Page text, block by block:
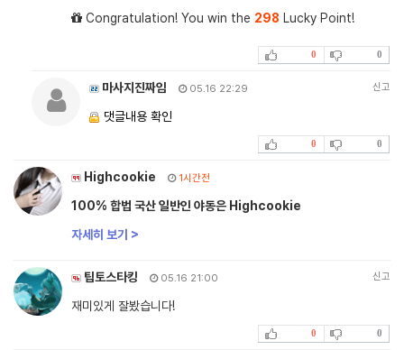
Congratulation! You win the 298 Lucky Point!
0 0
마사지진짜임 05.16 22:29 신고
댓글내용 확인
0 0
Highcookie 1시간전
100% 합법 국산 일반인 야동은 Highcookie
자세히 보기 >
팁토스타킹 05.16 21:00 신고
재미있게 잘봤습니다!
0 0